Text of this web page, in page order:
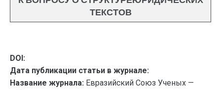
ТЕКСТОВ
DOI:
Дата публикации статьи в журнале:
Название журнала: Евразийский Союз Ученых —